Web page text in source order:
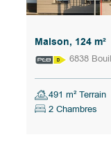
Maison, 124 m²
6838
491 m² Terrain
2 Chambres